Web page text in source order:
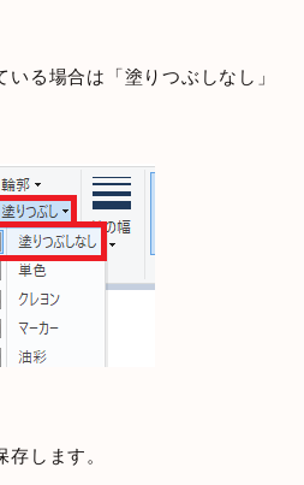
る場合は「塗りつぶしなし」
します。